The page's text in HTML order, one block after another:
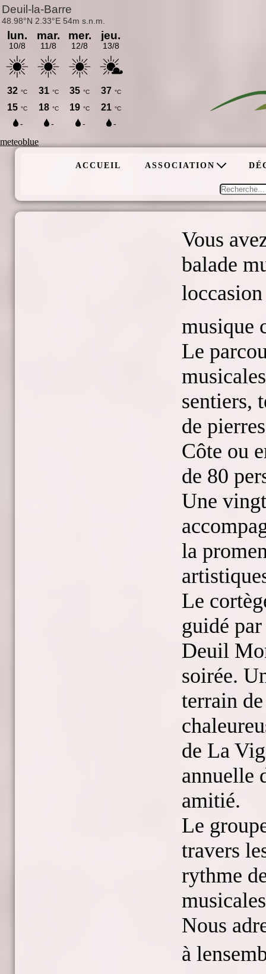
meteoblue
ACCUEIL ASSOCIATION
Vous
balade
musique
Le
sentiers,
de
Côte ou
de 80
Une
la
Le
guidé
Deuil
soirée.
terrain
de La
annuelle
amitié.
Le
travers
rythme
Nous
à